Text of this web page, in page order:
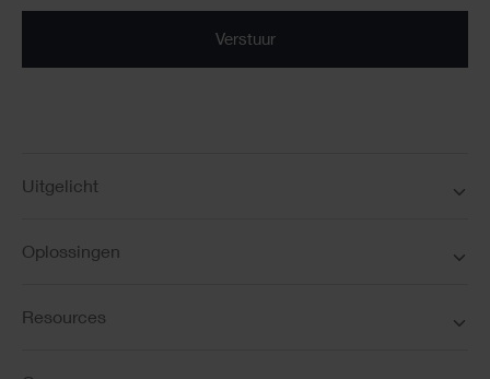
Uitgelicht
Oplossingen
Resources